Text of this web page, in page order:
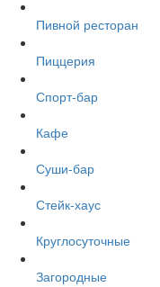
Пивной ресторан
Пиццерия
Спорт-бар
Кафе
Суши-бар
Стейк-хаус
Круглосуточные
Загородные